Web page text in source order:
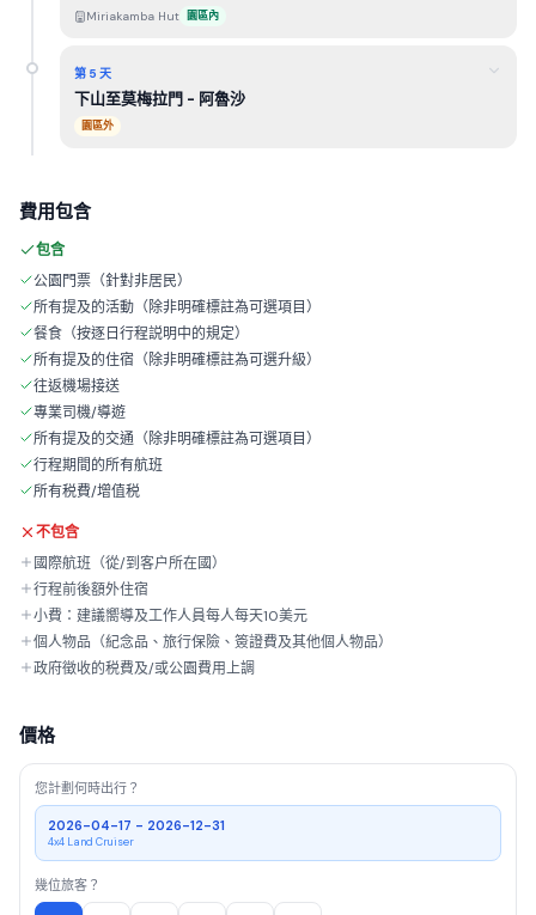
Miriakamba Hut 園區內
第 5 天
下山至莫梅拉門 - 阿魯沙
園區外
費用包含
包含
公園門票（針對非居民）
所有提及的活動（除非明確標註為可選項目）
餐食（按逐日行程説明中的規定）
所有提及的住宿（除非明確標註為可選升級）
往返機場接送
專業司機/導遊
所有提及的交通（除非明確標註為可選項目）
行程期間的所有航班
所有税費/增值税
不包含
國際航班（從/到客户所在國）
行程前後額外住宿
小費：建議嚮導及工作人員每人每天10美元
個人物品（紀念品、旅行保險、簽證費及其他個人物品）
政府徵收的税費及/或公園費用上調
價格
您計劃何時出行？
2026-04-17 - 2026-12-31
4x4 Land Cruiser
幾位旅客？